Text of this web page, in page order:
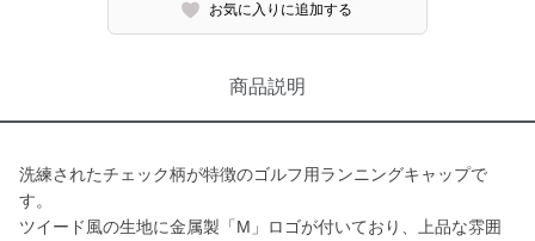
お気に入りに追加する
商品説明
洗練されたチェック柄が特徴のゴルフ用ランニングキャップで
す。
ツイード風の生地に金属製「M」ロゴが付いており、上品な雰囲